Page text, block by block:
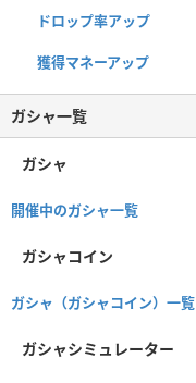
ドロップ率アップ
獲得マネーアップ
ガシャ一覧
ガシャ
開催中のガシャ一覧
ガシャコイン
ガシャ（ガシャコイン）一覧
ガシャシミュレーター